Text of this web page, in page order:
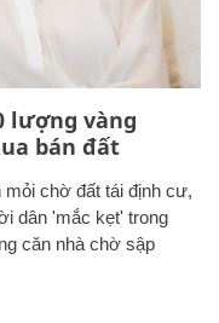
lượng vàng
bán đất
mỏi chờ đất tái định cư,
dân 'mắc kẹt' trong
căn nhà chờ sập